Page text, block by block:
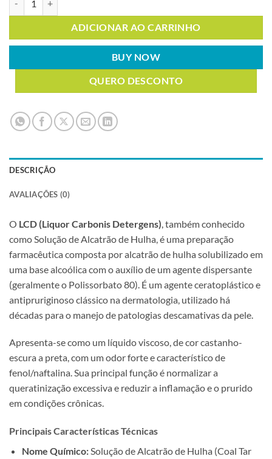
ADICIONAR AO CARRINHO
BUY NOW
QUERO DESCONTO
DESCRIÇÃO
AVALIAÇÕES (0)
O LCD (Liquor Carbonis Detergens) , também conhecido
como Solução de Alcatrão de Hulha, é uma preparação
farmacêutica composta por alcatrão de hulha solubilizado em
uma base alcoólica com o auxílio de um agente dispersante
(geralmente o Polissorbato 80). É um agente ceratoplástico e
antipruriginoso clássico na dermatologia, utilizado há
décadas para o manejo de patologias descamativas da pele.
Apresenta-se como um líquido viscoso, de cor castanho-
escura a preta, com um odor forte e característico de
fenol/naftalina. Sua principal função é normalizar a
queratinização excessiva e reduzir a inflamação e o prurido
em condições crônicas.
Principais Características Técnicas
Nome Químico:Solução de Alcatrão de Hulha (Coal Tar